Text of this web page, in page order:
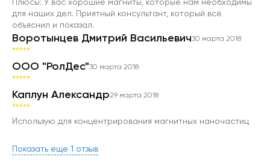
Плюсы: У вас хорошие магниты, которые нам необходимы
для наших дел. Приятный консультант, который всё
Воротынцев Дмитрий Васильевич30 марта 2018
ООО "РолДес"30 марта 2018
Каплун Александр29 марта 2018
Использую для концентрирования магнитных наночастиц
Показать еще 1 отзыв